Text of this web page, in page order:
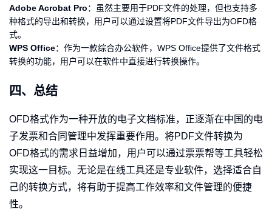
Adobe Acrobat Pro：虽然主要用于PDF文件的处理，但也支持多
种格式的导出和转换，用户可以通过设置将PDF文件导出为OFD格
式。
WPS Office：作为一款综合办公软件，WPS Office提供了文件格式
转换的功能，用户可以在软件中直接进行转换操作。
四、总结
OFD格式作为一种开放的电子文档标准，正逐渐在中国的电
子发票和合同管理中发挥重要作用。将PDF文件转换为
OFD格式的需求日益增加，用户可以通过票票帮等工具轻松
实现这一目标。无论是在线工具还是专业软件，选择适合自
己的转换方式，将有助于提高工作效率和文件管理的便捷
性。